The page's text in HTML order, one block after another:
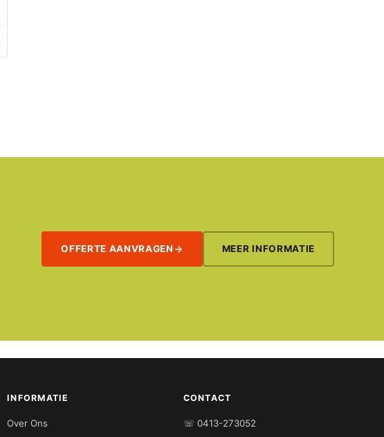
OFFERTE AANVRAGEN MEER INFORMATIE
INFORMATIE
Over Ons
CONTACT
☏ 0413-273052